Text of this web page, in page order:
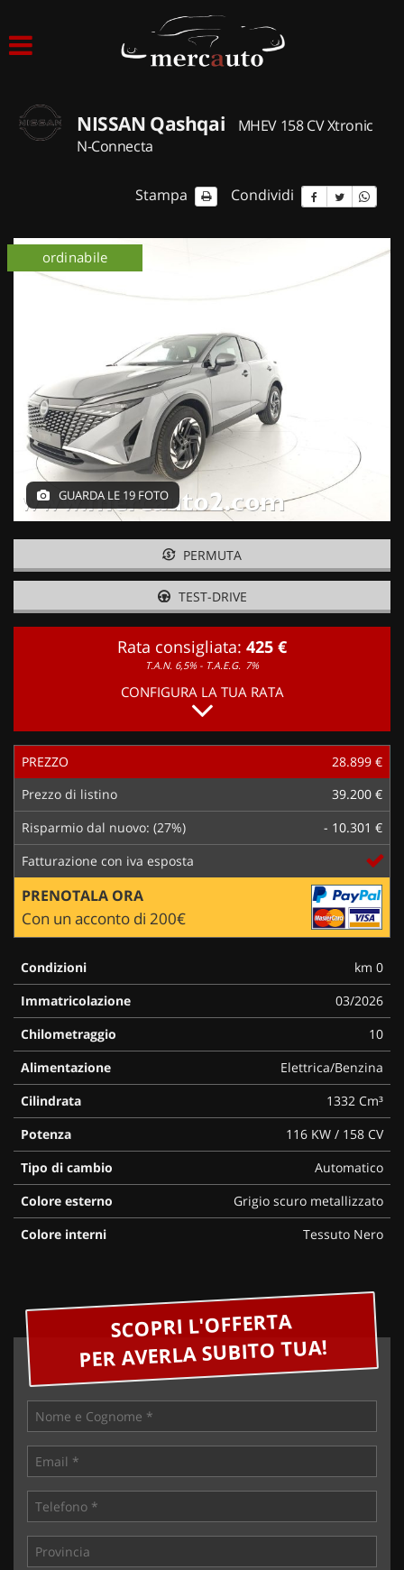
ACQUISTIAMO USATO
NOLEGGIO AUTO
NOLEGGIO LUNGO TERMINE
CONTATTI
NISSAN Qashqai
MHEV 158 CV Xtronic
N-Connecta
Stampa Condividi
km 0 km 0
GUARDA LE 19 FOTO
PERMUTA
TEST-DRIVE
Rata consigliata: 425 €
T.A.N. 6,5% - T.A.E.G. 7%
CONFIGURA LA TUA RATA
PREZZO
28.899 €
Prezzo di listino
39.200 €
Risparmio dal nuovo: (27%)
- 10.301 €
Fatturazione con iva esposta
PRENOTALA ORA
Con un acconto di 200€
Condizioni
km 0
Immatricolazione
03/2026
Chilometraggio
10
Alimentazione
Elettrica/Benzina
Cilindrata
1332 Cm³
Potenza
116 KW / 158 CV
Tipo di cambio
Automatico
Colore esterno
Grigio scuro metallizzato
Colore interni
Tessuto Nero
SCOPRI L'OFFERTA
PER AVERLA SUBITO TUA!